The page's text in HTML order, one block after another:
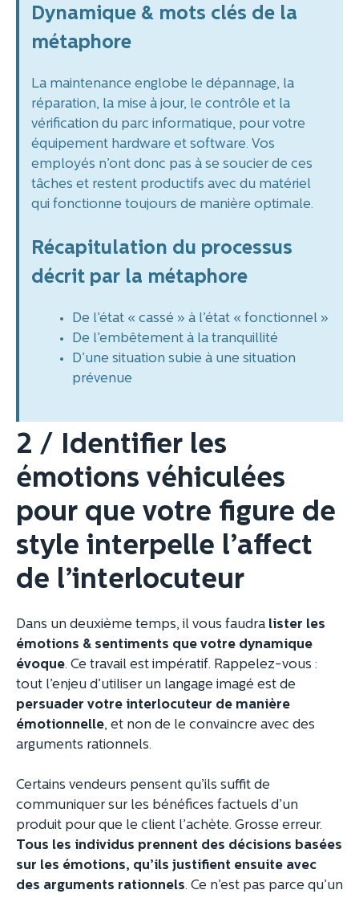
Dynamique & mots clés de la
métaphore
La maintenance englobe le dépannage, la
réparation, la mise à jour, le contrôle et la
vérification du parc informatique, pour votre
équipement hardware et software. Vos
employés n’ont donc pas à se soucier de ces
tâches et restent productifs avec du matériel
qui fonctionne toujours de manière optimale.
Récapitulation du processus
décrit par la métaphore
De l’état « cassé » à l’état « fonctionnel »
De l’embêtement à la tranquillité
D’une situation subie à une situation
prévenue
2 / Identifier les
émotions véhiculées
pour que votre figure de
style interpelle l’affect
de l’interlocuteur
Dans un deuxième temps, il vous faudra lister les
émotions & sentiments que votre dynamique
évoque. Ce travail est impératif. Rappelez-vous :
tout l’enjeu d’utiliser un langage imagé est de
persuader votre interlocuteur de manière
émotionnelle, et non de le convaincre avec des
arguments rationnels.
Certains vendeurs pensent qu’ils suffit de
communiquer sur les bénéfices factuels d’un
produit pour que le client l’achète. Grosse erreur.
Tous les individus prennent des décisions basées
sur les émotions, qu’ils justifient ensuite avec
des arguments rationnels. Ce n’est pas parce qu’un